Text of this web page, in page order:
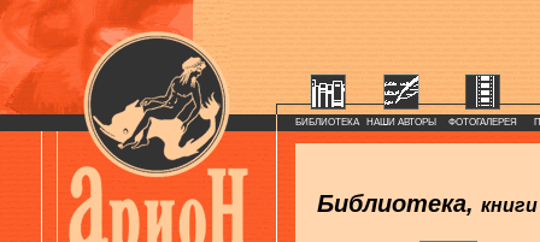
БИБЛИОТЕКА НАШИ АВТОРЫ ФОТОГАЛЕРЕЯ
Библиотека, книги